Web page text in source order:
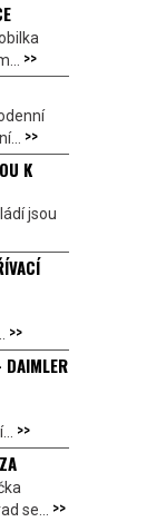
>>
>>
K
jsou
>>
DAIMLER
>>
se... >>